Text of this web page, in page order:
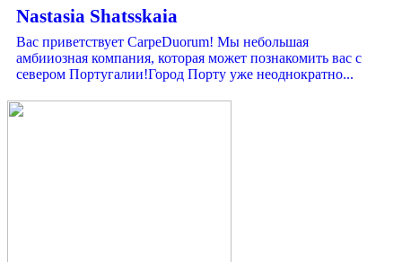
Nastasia Shatsskaia
Вас приветствует CarpeDuorum! Мы небольшая
амбииозная компания, которая может познакомить вас с
севером Португалии!Город Порту уже неоднократно...